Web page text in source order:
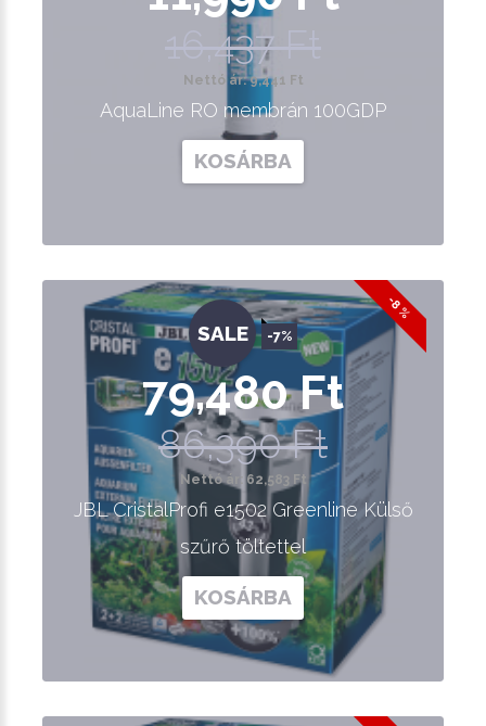
16,437 Ft
Nettó ár: 9,441 Ft
AquaLine RO membrán 100GDP
KOSÁRBA
-8 %
SALE -7%
79,480 Ft
86,390 Ft
Nettó ár: 62,583 Ft
JBL CristalProfi e1502 Greenline Külső
szűrő töltettel
KOSÁRBA